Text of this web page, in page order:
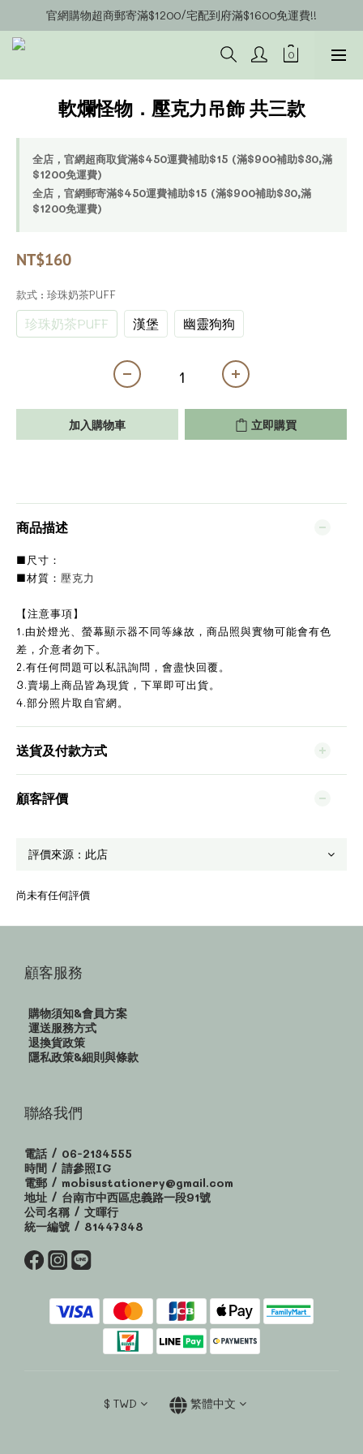
官網會員募集中~立即註冊即可獲得購物金$20!!!
官網購物超商郵寄滿$1200/宅配到府滿$1600免運費!!
官網會員募集中~立即註冊即可獲得購物金$20!!!
軟爛怪物．壓克力吊飾 共三款
全店，官網超商取貨滿$450運費補助$15 (滿$900補助$30,滿
$1200免運費)
全店，官網郵寄滿$450運費補助$15 (滿$900補助$30,滿
$1200免運費)
NT$160
款式 : 珍珠奶茶PUFF
珍珠奶茶PUFF 漢堡 幽靈狗狗
加入購物車 立即購買
商品描述
■尺寸：
■材質： 壓克力
【注意事項】
1.由於燈光、螢幕顯示器不同等緣故，商品照與實物可能會有色
差，介意者勿下。
2.有任何問題可以私訊詢問，會盡快回覆。
3.賣場上商品皆為現貨，下單即可出貨。
4.部分照片取自官網。
送貨及付款方式
顧客評價
尚未有任何評價
顧客服務
購物須知&會員方案
運送服務方式
退換貨政策
隱私政策&細則與條款
聯絡我們
電話 / 06-2134555
時間 / 請參照IG
電郵 / mobisustationery@gmail.com
地址 / 台南市中西區忠義路一段91號
公司名稱 / 文暉行
統一編號 / 81447348
$ TWD 繁體中文